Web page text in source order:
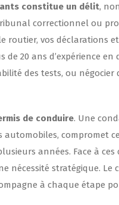
constitue un délit,
correctionnel ou
routier, vos déclarations
de 20 ans d’expérience
des tests, ou
de conduire. Une
automobiles,
années. Face à ces
nécessité stratégique. Le
à chaque étape